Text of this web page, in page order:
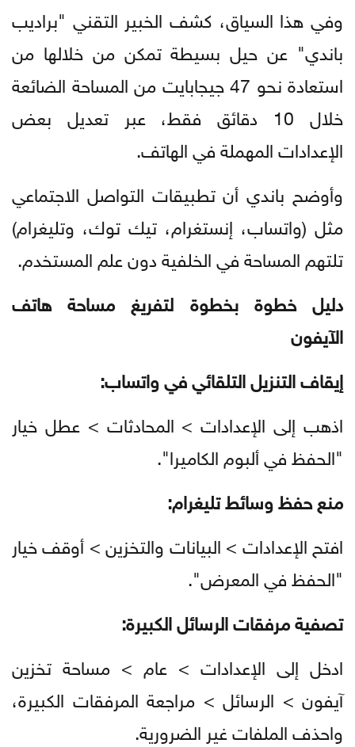
وفي هذا السياق، كشف الخبير التقني "براديب
باندي" عن حيل بسيطة تمكن من خلالها من
استعادة نحو 47 جيجابايت من المساحة الضائعة
خلال 10 دقائق فقط، عبر تعديل بعض
الإعدادات المهملة في الهاتف.
وأوضح باندي أن تطبيقات التواصل الاجتماعي
مثل (واتساب، إنستغرام، تيك توك، وتليغرام)
تلتهم المساحة في الخلفية دون علم المستخدم.
دليل خطوة بخطوة لتفريغ مساحة هاتف
الآيفون
إيقاف التنزيل التلقائي في واتساب:
اذهب إلى الإعدادات > المحادثات > عطل خيار
"الحفظ في ألبوم الكاميرا".
منع حفظ وسائط تليغرام:
افتح الإعدادات > البيانات والتخزين > أوقف خيار
"الحفظ في المعرض".
تصفية مرفقات الرسائل الكبيرة:
ادخل إلى الإعدادات > عام > مساحة تخزين
آيفون > الرسائل > مراجعة المرفقات الكبيرة،
واحذف الملفات غير الضرورية.